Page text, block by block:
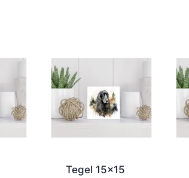
Tegel 15×15